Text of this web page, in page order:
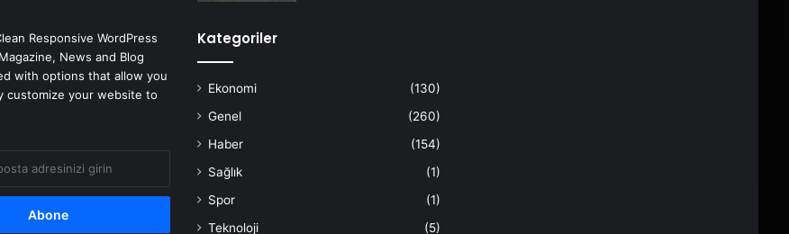
Responsive WordPress
News and Blog
with options that allow you
customize your website to
Kategoriler
Ekonomi
(130)
Genel
(260)
Haber
(154)
Sağlık
(1)
Spor
(1)
Teknoloji
(5)